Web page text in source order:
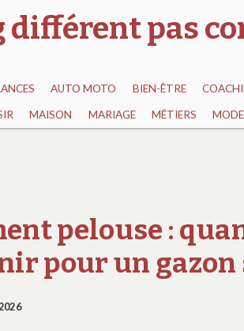
différent pas
AUTO MOTO BIEN-ÊTRE
MAISON MARIAGE MÉTIERS MODE
pelouse :
pour un gazon